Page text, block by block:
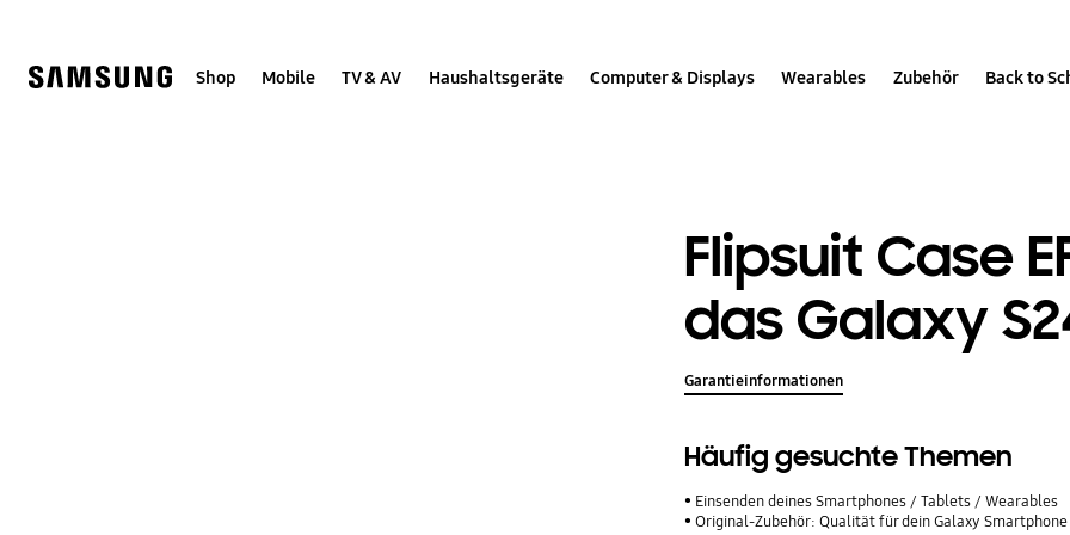
help
Shop Mobile TV & AV Haushaltsgeräte Computer & Displays Wearables Zubehör Back to
Flipsuit Case
das Galaxy
Garantieinformationen
Häufig gesuchte Themen
Einsenden deines Smartphones / Tablets / Wearables
Original-Zubehör: Qualität für dein Galaxy Smartphone